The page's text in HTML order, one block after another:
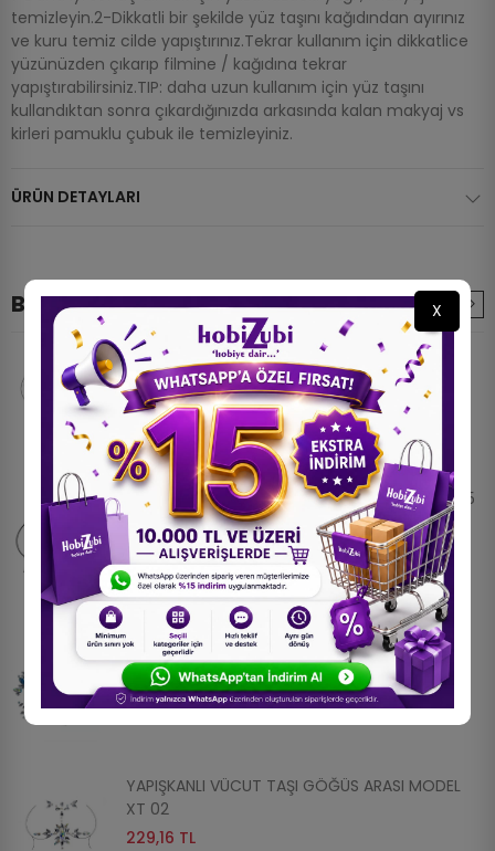
temizleyin.2-Dikkatli bir şekilde yüz taşını kağıdından ayırınız
ve kuru temiz cilde yapıştırınız.Tekrar kullanım için dikkatlice
yüzünüzden çıkarıp filmine / kağıdına tekrar
yapıştırabilirsiniz.TIP: daha uzun kullanım için yüz taşını
kullandıktan sonra çıkardığınızda arkasında kalan makyaj vs
kirleri pamuklu çubuk ile temizleyiniz.
ÜRÜN DETAYLARI
Benzer Ürünler
YAPIŞKANLI VÜCUT TAŞI GÖĞÜS ARASI MODEL
XT 05
250,00 TL
Yapışkanlı Vücut Taşı Göğüs Arası Model XT 15
250,00 TL
Yüz Taşı Yapışma YT-73
250,00 TL
YAPIŞKANLI VÜCUT TAŞI GÖĞÜS ARASI MODEL
XT 02
229,16 TL
X